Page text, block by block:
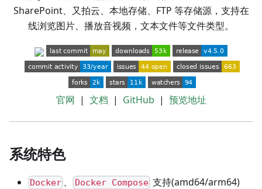
SharePoint、又拍云、本地存储、FTP 等存储源，支持在
线浏览图片、播放音视频，文本文件等文件类型。
官网 | 文档 | GitHub | 预览地址
系统特色
Docker 、 Docker Compose支持(amd64/arm64)